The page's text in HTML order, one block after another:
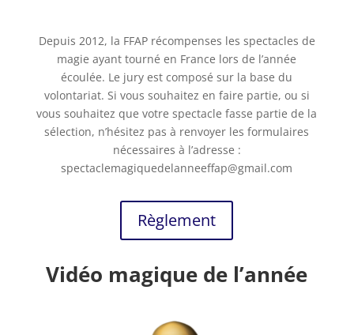
Depuis 2012, la FFAP récompenses les spectacles de
magie ayant tourné en France lors de l’année
écoulée. Le jury est composé sur la base du
volontariat. Si vous souhaitez en faire partie, ou si
vous souhaitez que votre spectacle fasse partie de la
sélection, n’hésitez pas à renvoyer les formulaires
nécessaires à l’adresse :
spectaclemagiquedelanneeffap@gmail.com
Règlement
Vidéo magique de l’année